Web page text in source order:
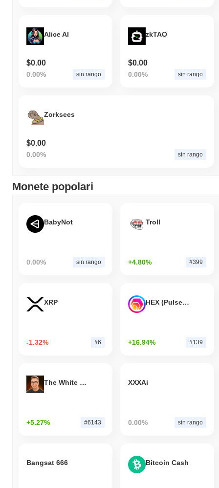
Alice AI
$0.00
0.00% sin rango
zkTAO
$0.00
0.00% sin rango
Zorksees
$0.00
0.00% sin rango
Monete popolari
BabyNot
0.00% sin rango
Troll
+4.80% #399
XRP
-1.32% #6
HEX (Pulsechain)
+16.94% #139
The White Bull
+5.27% #6143
XXXAi
0.00% sin rango
Bangsat 666 Bitcoin Cash